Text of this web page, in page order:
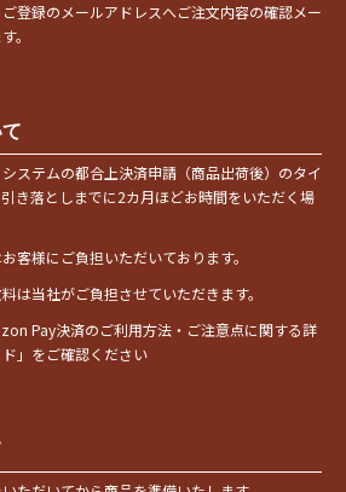
登録のメールアドレスへご注文内容の確認メー
。
ステムの都合上決済申請（商品出荷後）のタイ
き落としまでに2カ月ほどお時間をいただく場
客様にご負担いただいております。
は当社がご負担させていただきます。
Pay決済のご利用方法・ご注意点に関する詳
」をご確認ください